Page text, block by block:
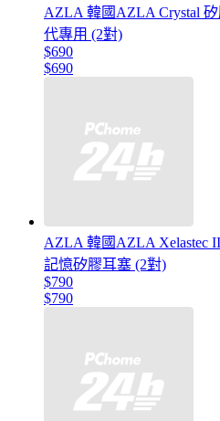
AZLA 韓國AZLA Crystal 矽
代專用 (2對)
$690
$690
AZLA 韓國AZLA Xelastec
記憶矽膠耳塞 (2對)
$790
$790